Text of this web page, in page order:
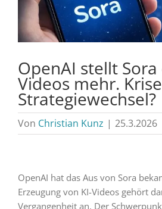
OpenAI stellt
Videos mehr.
Strategiewechsel?
Von Christian Kunz | 25.3.2026
OpenAI hat das Aus von Sora
Erzeugung von KI-Videos gehört
Vergangenheit an. Der